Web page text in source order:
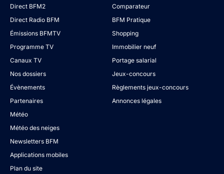
Direct BFM2
Direct Radio BFM
Émissions BFMTV
Programme TV
Canaux TV
Nos dossiers
Évènements
Partenaires
Météo
Météo des neiges
Newsletters BFM
Applications mobiles
Plan du site
Comparateur
BFM Pratique
Shopping
Immobilier neuf
Portage salarial
Jeux-concours
Règlements jeux-concours
Annonces légales